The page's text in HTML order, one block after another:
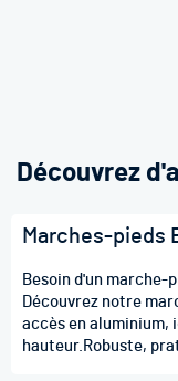
Découvrez
Marches-pieds
Besoin d'un marche-
Découvrez notre
accès en aluminium,
hauteur.Robuste,